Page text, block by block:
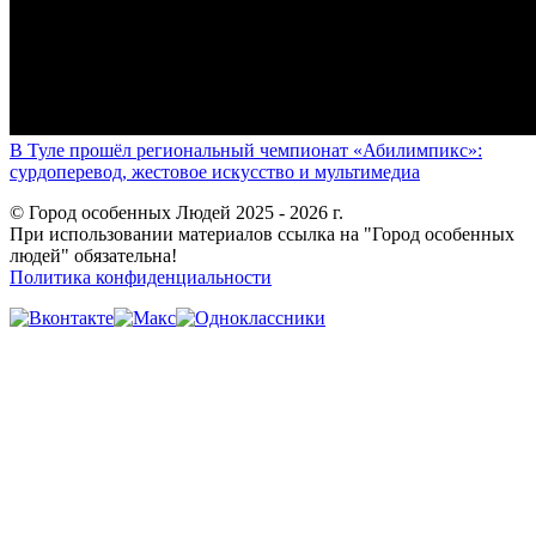
В Туле прошёл региональный чемпионат «Абилимпикс»:
сурдоперевод, жестовое искусство и мультимедиа
© Город особенных Людей 2025 - 2026 г.
При использовании материалов ссылка на "Город особенных
людей" обязательна!
Политика конфиденциальности